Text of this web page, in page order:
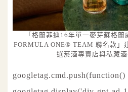
「格蘭菲迪16年單一麥芽蘇格
FORMULA ONE® TEAM 聯名款」
選菸酒專賣店與私藏酒
googletag.cmd.push(function()